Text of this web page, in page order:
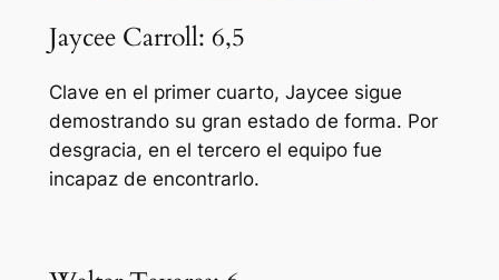
Jaycee Carroll: 6,5
Clave en el primer cuarto, Jaycee sigue
demostrando su gran estado de forma. Por
desgracia, en el tercero el equipo fue
incapaz de encontrarlo.